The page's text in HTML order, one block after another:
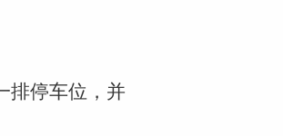
排停车位，并